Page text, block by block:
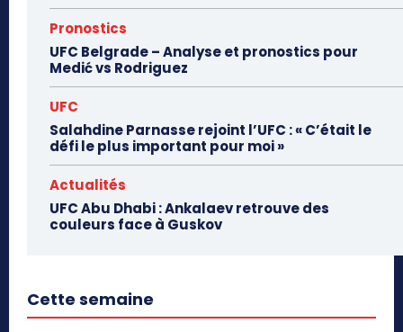
Pronostics
UFC Belgrade – Analyse et pronostics pour
Medić vs Rodriguez
UFC
Salahdine Parnasse rejoint l’UFC : « C’était le
défi le plus important pour moi »
Actualités
UFC Abu Dhabi : Ankalaev retrouve des
couleurs face à Guskov
Cette semaine